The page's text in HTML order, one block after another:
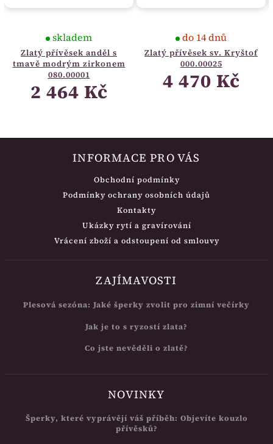
Zlatý přívěsek anděl s
tmavě modrým zirkonem
080.00001
skladem
2 464 Kč
Zlatý přívěsek sv. Kryštof
000.00025
do 14 dnů
4 470 Kč
INFORMACE PRO VÁS
Obchodní podmínky
Podmínky ochrany osobních údajů
Kontakty
Ukázky rytí a gravírování
Vrácení zboží a odstoupení od smlouvy
ZAJÍMAVOSTI
Plesová sezóna: Jaké šperky zvolit pro zimní večírky
Jak je to s ryzostí zlata?
Co jste nevěděli o zlatě?
NOVINKY
Šperky, které vyprávějí váš příběh: Objevíte kouzlo
přívěsků?